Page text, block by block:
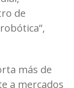
de
más de
a mercados